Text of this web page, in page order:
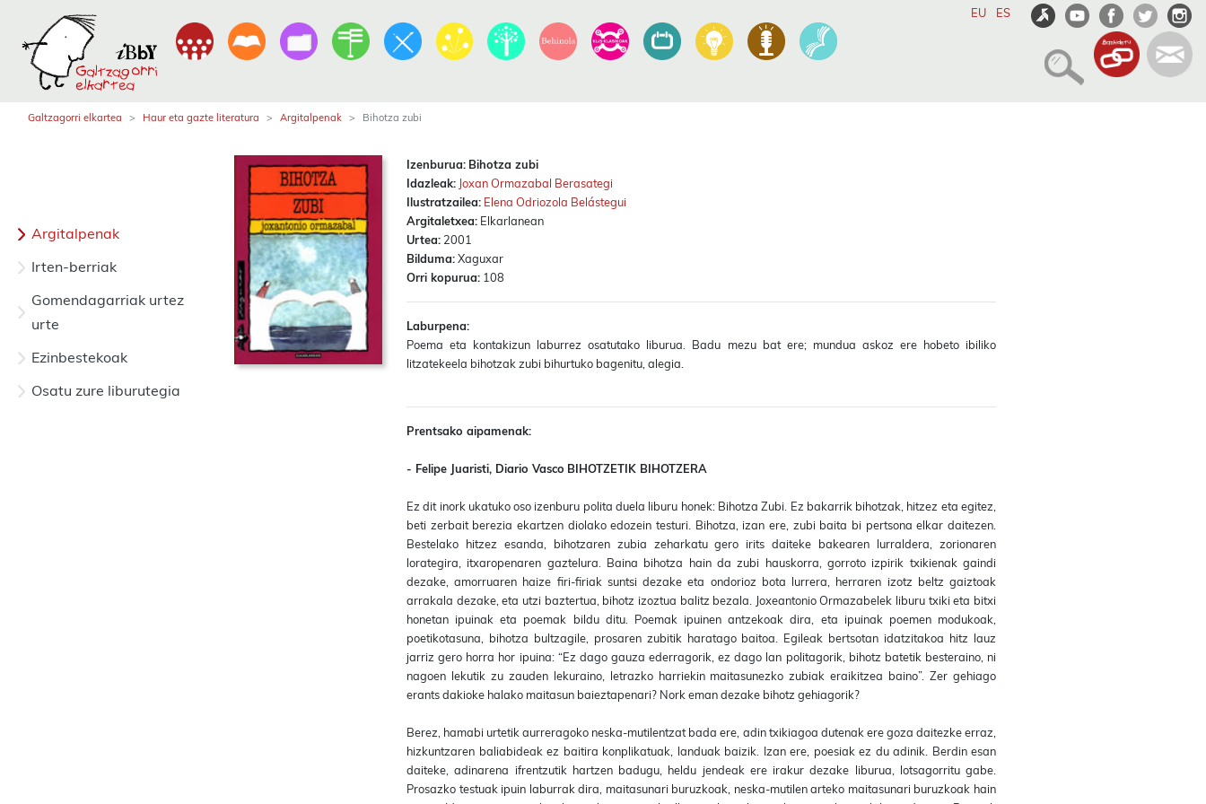
ES
EU
Galtzagorri elkartea Haur eta gazte literatura Argitalpenak Bihotza zubi
Argitalpenak
Irten-berriak
Gomendagarriak urtez
urte
Ezinbestekoak
Osatu zure liburutegia
Izenburua: Bihotza zubi
Idazleak: Joxan Ormazabal Berasategi
Ilustratzailea: Elena Odriozola Belástegui
Argitaletxea: Elkarlanean
Urtea: 2001
Bilduma:Xaguxar
Orri kopurua: 108
Laburpena:
Poema eta kontakizun laburrez osatutako liburua. Badu mezu bat ere; mundua askoz ere hobeto ibiliko
litzatekeela bihotzak zubi bihurtuko bagenitu, alegia.
Prentsako aipamenak:
- Felipe Juaristi, Diario Vasco BIHOTZETIK BIHOTZERA
Ez dit inork ukatuko oso izenburu polita duela liburu honek: Bihotza Zubi. Ez bakarrik bihotzak, hitzez eta egitez,
beti zerbait berezia ekartzen diolako edozein testuri. Bihotza, izan ere, zubi baita bi pertsona elkar daitezen.
Bestelako hitzez esanda, bihotzaren zubia zeharkatu gero irits daiteke bakearen lurraldera, zorionaren
lorategira, itxaropenaren gaztelura. Baina bihotza hain da zubi hauskorra, gorroto izpirik txikienak gaindi
dezake, amorruaren haize firi-firiak suntsi dezake eta ondorioz bota lurrera, herraren izotz beltz gaiztoak
arrakala dezake, eta utzi baztertua, bihotz izoztua balitz bezala. Joxeantonio Ormazabelek liburu txiki eta bitxi
honetan ipuinak eta poemak bildu ditu. Poemak ipuinen antzekoak dira, eta ipuinak poemen modukoak,
poetikotasuna, bihotza bultzagile, prosaren zubitik haratago baitoa. Egileak bertsotan idatzitakoa hitz lauz
jarriz gero horra hor ipuina: “Ez dago gauza ederragorik, ez dago lan politagorik, bihotz batetik besteraino, ni
nagoen lekutik zu zauden lekuraino, letrazko harriekin maitasunezko zubiak eraikitzea baino”. Zer gehiago
erants dakioke halako maitasun baieztapenari? Nork eman dezake bihotz gehiagorik?
Berez, hamabi urtetik aurreragoko neska-mutilentzat bada ere, adin txikiagoa dutenak ere goza daitezke erraz,
hizkuntzaren baliabideak ez baitira konplikatuak, landuak baizik. Izan ere, poesiak ez du adinik. Berdin esan
daiteke, adinarena ifrentzutik hartzen badugu, heldu jendeak ere irakur dezake liburua, lotsagorritu gabe.
Prosazko testuak ipuin laburrak dira, maitasunari buruzkoak, neska-mutilen arteko maitasunari buruzkoak hain